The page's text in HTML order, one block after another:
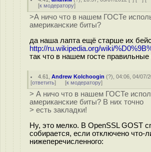
[к модератору]
>А ничо что в нашем ГОСТе
американские биты?
да наша лапта ещё старше их
http://ru.wikipedia.org/wiki/
так что в нашем госте
4.61 ,Andrew Kolchoogin (?), 04:06, 04/07/
[ответить] [к модератору]
> А ничо что в нашем ГОСТе
американские биты? В них точно
> есть закладки!
Ну, это мелко. В OpenSSL GOST
собирается, если отключено что-
нижеперечисленного: